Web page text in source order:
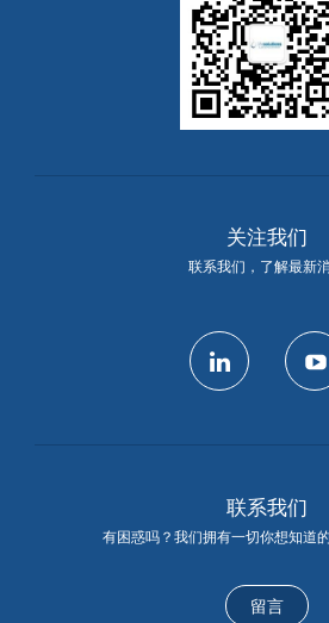
关注我们
联系我们，了解最新
联系我们
有困惑吗？我们拥有一切你想知道
留言